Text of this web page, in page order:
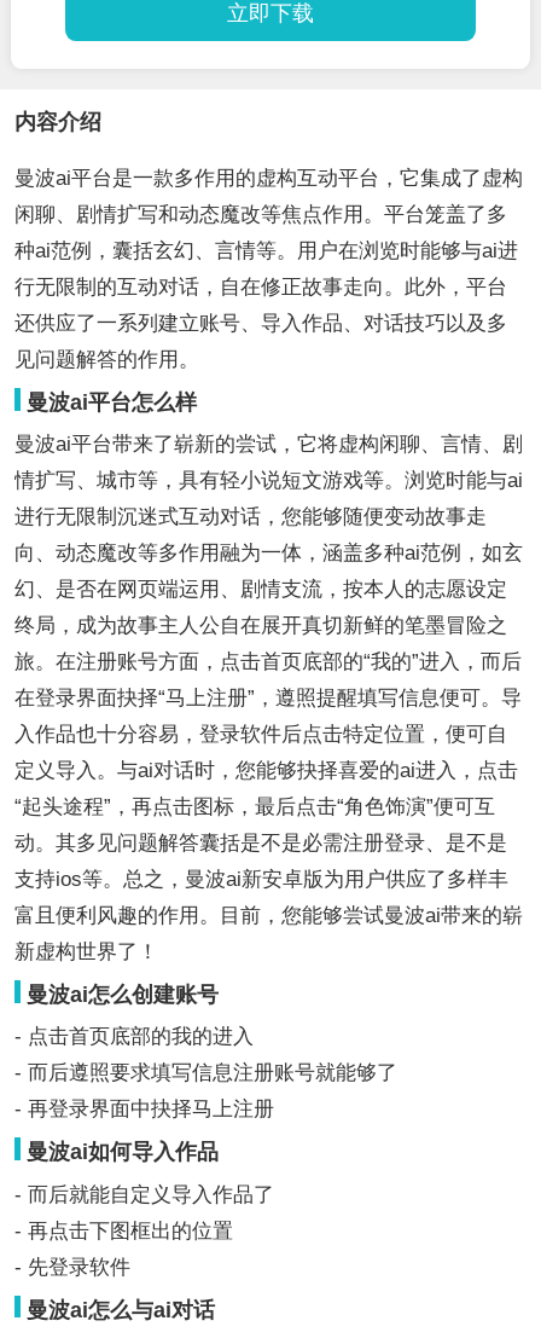
立即下载
内容介绍
曼波ai平台是一款多作用的虚构互动平台，它集成了虚构
闲聊、剧情扩写和动态魔改等焦点作用。平台笼盖了多
种ai范例，囊括玄幻、言情等。用户在浏览时能够与ai进
行无限制的互动对话，自在修正故事走向。此外，平台
还供应了一系列建立账号、导入作品、对话技巧以及多
见问题解答的作用。
曼波ai平台怎么样
曼波ai平台带来了崭新的尝试，它将虚构闲聊、言情、剧
情扩写、城市等，具有轻小说短文游戏等。浏览时能与ai
进行无限制沉迷式互动对话，您能够随便变动故事走
向、动态魔改等多作用融为一体，涵盖多种ai范例，如玄
幻、是否在网页端运用、剧情支流，按本人的志愿设定
终局，成为故事主人公自在展开真切新鲜的笔墨冒险之
旅。在注册账号方面，点击首页底部的“我的”进入，而后
在登录界面抉择“马上注册”，遵照提醒填写信息便可。导
入作品也十分容易，登录软件后点击特定位置，便可自
定义导入。与ai对话时，您能够抉择喜爱的ai进入，点击
“起头途程”，再点击图标，最后点击“角色饰演”便可互
动。其多见问题解答囊括是不是必需注册登录、是不是
支持ios等。总之，曼波ai新安卓版为用户供应了多样丰
富且便利风趣的作用。目前，您能够尝试曼波ai带来的崭
新虚构世界了！
曼波ai怎么创建账号
- 点击首页底部的我的进入
- 而后遵照要求填写信息注册账号就能够了
- 再登录界面中抉择马上注册
曼波ai如何导入作品
- 而后就能自定义导入作品了
- 再点击下图框出的位置
- 先登录软件
曼波ai怎么与ai对话